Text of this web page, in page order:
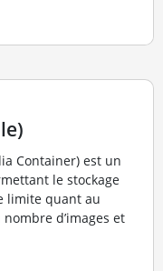
Container) est un
le stockage
limite quant au
d’images et